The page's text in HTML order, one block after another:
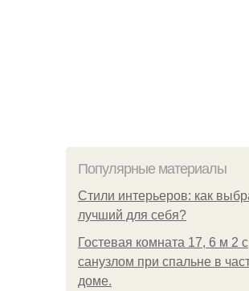
Популярные материалы
Стили интерьеров: как
лучший для себя?
Гостевая комната 17, 6 м 2 с
санузлом при спальне в
доме.